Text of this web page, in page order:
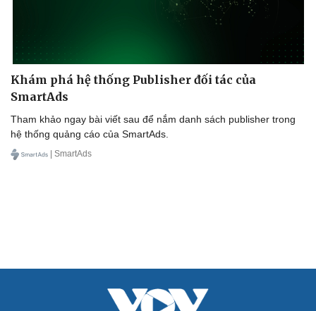
Khám phá hệ thống Publisher đối tác của
SmartAds
Tham khảo ngay bài viết sau để nắm danh sách publisher trong
hệ thống quảng cáo của SmartAds.
| SmartAds